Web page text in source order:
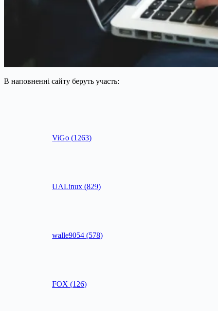
В наповненні сайту беруть участь:
ViGo(1263)
UALinux(829)
walle9054(578)
FOX(126)